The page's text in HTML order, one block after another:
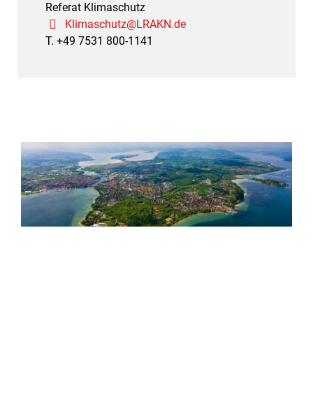
Referat Klimaschutz
Klimaschutz@LRAKN.de
T. +49 7531 800-1141